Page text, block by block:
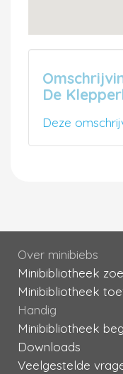
De
Deze
Over minibiebs
Minibibliotheek
Minibibliotheek
Handig
Minibibliotheek
Downloads
Veelgestelde